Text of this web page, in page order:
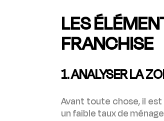
LES
FRANCHISE
1. ANALYSER LA
Avant toute chose, il
un faible taux de